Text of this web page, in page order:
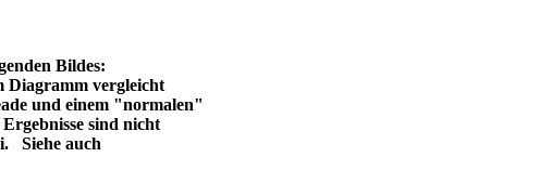
Bildes:
Diagramm vergleicht
und einem "normalen"
Ergebnisse sind nicht
Siehe auch